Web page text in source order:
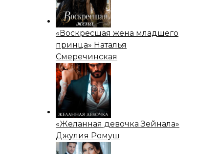
«Воскресшая жена младшего
принца» Наталья
Смеречинская
«Желанная девочка Зейнала»
Джулия Ромуш